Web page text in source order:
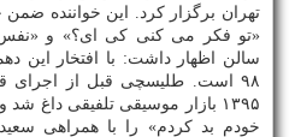
تهران برگزار كرد. این خواننده
«تو فكر می كنی كی ای؟» و «نفس
سالن اظهار داشت: با افتخار این
۹۸ است. طلیسچی قبل از اجرای
۱۳۹۵ بازار موسیقی تلفیقی داغ
خودم بد كردم» را با همراهی سعید